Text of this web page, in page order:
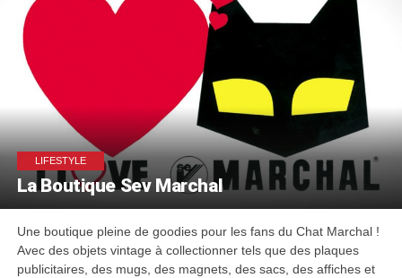
LIFESTYLE
La Boutique Sev Marchal
Une boutique pleine de goodies pour les fans du Chat Marchal !
Avec des objets vintage à collectionner tels que des plaques
publicitaires, des mugs, des magnets, des sacs, des affiches et